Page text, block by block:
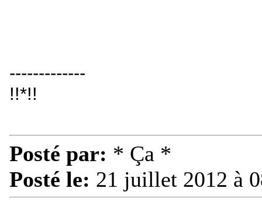
-------------
!!*!!
Posté par: * Ça *
Posté le: 21 juillet 2012 à